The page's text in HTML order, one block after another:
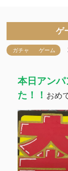
ゲ
ガチャ ゲーム
本日アン
た！！ おめ